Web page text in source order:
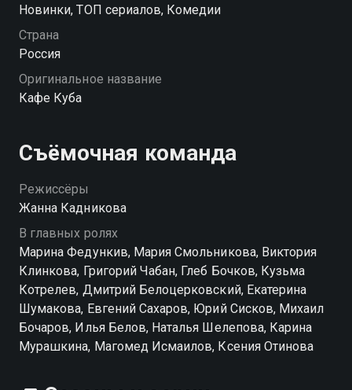
супруга покойного мужа, решившая отсудить долю
бизнеса. Вдобавок к ним прибивается и сбежавшая
невеста, забытая женихом на обочине. Женщины —
одной крышей. Вместе они то тушат пожары (в
прямом смысле), то отбиваются от конкурентов, то
бизнес, и танцы с отчаянием. Сериал «Кафе «Куба» —
но именно туда, где будет весело. «Кафе Куба» —
смотрите онлайн в хорошем качестве.
Посмотреть онлайн 1 сезон сериала Кафе Куба вы
можете совершенно бесплатно в хорошем HD
качестве на Смотрёшке
Новинки, ТОП сериалов, Комедии
Страна
Россия
Оригинальное название
Кафе Куба
Съёмочная команда
Режиссёры
Жанна Кадникова
В главных ролях
Марина Федункив, Мария Смольникова, Виктория
Клинкова, Григорий Чабан, Глеб Бочков, Кузьма
Котрелев, Дмитрий Белоцерковский, Екатерина
Шумакова, Евгений Сахаров, Юрий Сисков, Михаил
Бочаров, Илья Белов, Наталья Шелепова, Карина
Мурашкина, Магомед Исмаилов, Ксения Отинова